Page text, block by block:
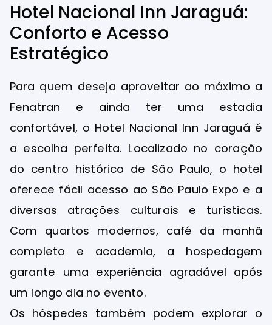
Hotel Nacional Inn Jaraguá:
Conforto e Acesso
Estratégico
Para quem deseja aproveitar ao máximo a
Fenatran e ainda ter uma estadia
confortável, o Hotel Nacional Inn Jaraguá é
a escolha perfeita. Localizado no coração
do centro histórico de São Paulo, o hotel
oferece fácil acesso ao São Paulo Expo e a
diversas atrações culturais e turísticas.
Com quartos modernos, café da manhã
completo e academia, a hospedagem
garante uma experiência agradável após
um longo dia no evento.
Os hóspedes também podem explorar o